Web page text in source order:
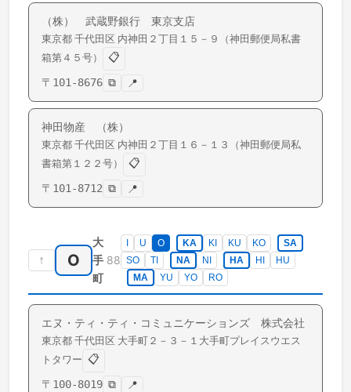
（株） 武蔵野銀行 東京支店
東京都 千代田区 内神田 ２丁目１５－９（神田郵便局私書
箱第４５号）
📋
〒 101-8676 ⧉ 📍
神田物産 （株）
東京都 千代田区 内神田 ２丁目１６－１３（神田郵便局私
書箱第１２２号）
📋
〒 101-8712 ⧉ 📍
↑ O
大
手
町
88
I U O KA KI KU KO
SA
SO
TI NA NI HA HI
HU
MA
YU YO RO
エヌ・ティ・ティ・コミュニケーションズ 株式会社
東京都 千代田区 大手町 ２－３－１大手町プレイスウエス
トタワー 📋
〒 100-8019 ⧉ 📍